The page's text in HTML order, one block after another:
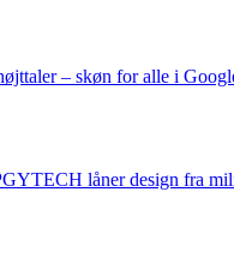
– skøn for alle i
låner design fra